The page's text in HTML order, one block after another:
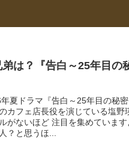
は？『告白～25年目の
夏ドラマ『告白～25年目の秘密
カフェ店長役を演じている塩野
がないほど 注目を集めています
？と思うほ...